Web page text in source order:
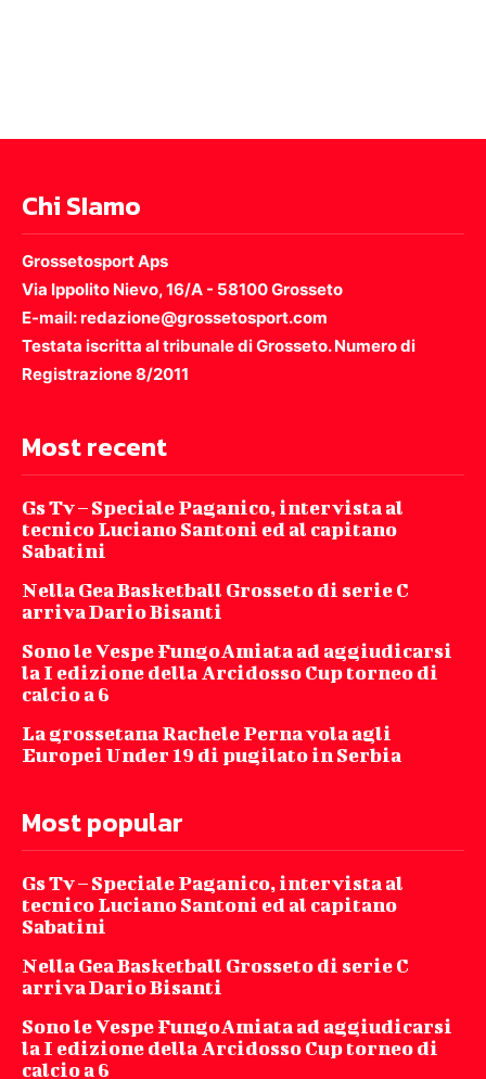
Chi SIamo
Grossetosport Aps
Via Ippolito Nievo, 16/A - 58100 Grosseto
E-mail: redazione@grossetosport.com
Testata iscritta al tribunale di Grosseto. Numero di
Registrazione 8/2011
Most recent
Gs Tv – Speciale Paganico, intervista al
tecnico Luciano Santoni ed al capitano
Sabatini
Nella Gea Basketball Grosseto di serie C
arriva Dario Bisanti
Sono le Vespe FungoAmiata ad aggiudicarsi
la I edizione della Arcidosso Cup torneo di
calcio a 6
La grossetana Rachele Perna vola agli
Europei Under 19 di pugilato in Serbia
Most popular
Gs Tv – Speciale Paganico, intervista al
tecnico Luciano Santoni ed al capitano
Sabatini
Nella Gea Basketball Grosseto di serie C
arriva Dario Bisanti
Sono le Vespe FungoAmiata ad aggiudicarsi
la I edizione della Arcidosso Cup torneo di
calcio a 6